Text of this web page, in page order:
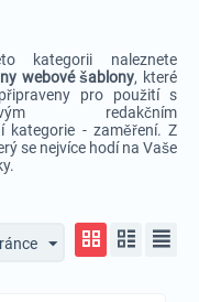
kategorii naleznete
webové šablony, které
pro použití s
redakčním
kategorie - zaměření. Z
se nejvíce hodí na Vaše